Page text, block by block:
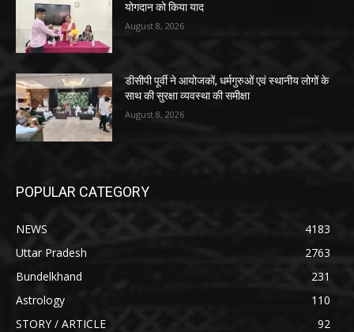
योगदान को किया याद
August 8, 2026
डीसीपी पूर्वी ने आयोजकों, धर्मगुरुओं एवं स्थानीय लोगों के
साथ की सुरक्षा व्यवस्था की समीक्षा
August 8, 2026
POPULAR CATEGORY
NEWS
4183
Uttar Pradesh
2763
Bundelkhand
231
Astrology
110
STORY / ARTICLE
92